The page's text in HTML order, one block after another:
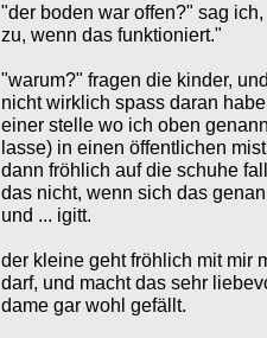
"der boden war offen?" sag
zu, wenn das funktioniert."
"warum?" fragen die kinder,
nicht wirklich spass daran
einer stelle wo ich oben
lasse) in einen öffentlichen
dann fröhlich auf die schuhe
das nicht, wenn sich das
und ... igitt.
der kleine geht fröhlich mit mir
darf, und macht das sehr
dame gar wohl gefällt.